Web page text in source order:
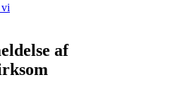
vi
af